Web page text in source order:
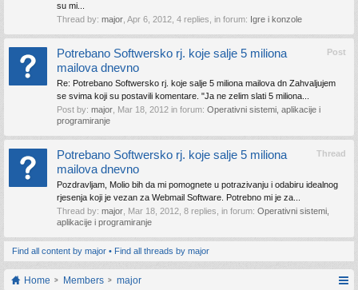
su mi...
Thread by: major Apr 6, 2012 , 4 replies, in forum: Igre i konzole
Post
Potrebano Softwersko rj. koje salje 5 miliona
mailova dnevno
Re: Potrebano Softwersko rj. koje salje 5 miliona mailova dn Zahvaljujem
se svima koji su postavili komentare. "Ja ne zelim slati 5 miliona...
Post by: major Mar 18, 2012 in forum: Operativni sistemi, aplikacije i
programiranje
Thread
Potrebano Softwersko rj. koje salje 5 miliona
mailova dnevno
Pozdravljam, Molio bih da mi pomognete u potrazivanju i odabiru idealnog
rjesenja koji je vezan za Webmail Software. Potrebno mi je za...
Thread by: major Mar 18, 2012 , 8 replies, in forum: Operativni sistemi,
aplikacije i programiranje
Find all content by major Find all threads by major
Home Members major